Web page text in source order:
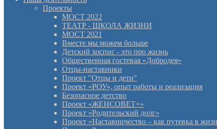
Проекты
МОСТ 2022
ТЕАТР - ШКОЛА ЖИЗНИ
МОСТ 2021
Вместе мы можем больше
Детский хоспис - это про жизнь
Общественная гостевая «Добродея»
Отцы-наставники
Проект "Отцы и дети"
Проект «РОУ», опыт работы и реализация
Безопасное детство
Проект «ЖЕНСОВЕТ+»
Проект «Родительский долг»
Проект «Наставничество – как путевка в